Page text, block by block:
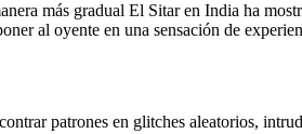
más gradual El Sitar en India ha
al oyente en una sensación de
patrones en glitches aleatorios,